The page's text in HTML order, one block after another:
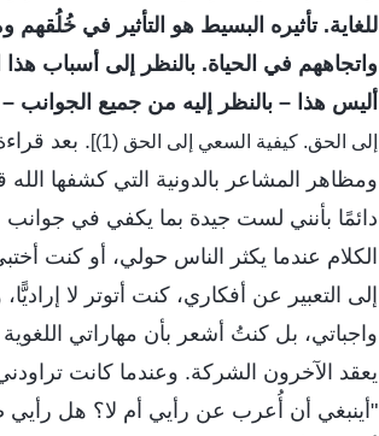
للغاية. تأثيره البسيط هو التأثير في خُلُقهم
واتجاههم في الحياة. بالنظر إلى أسباب هذا
أليس هذا – بالنظر إليه من جميع الجوانب
إلى الحق. كيفية السعي إلى الحق (1)]
. بعد
ومظاهر المشاعر بالدونية التي كشفها
دائمًا بأنني لست جيدة بما يكفي في
الكلام عندما يكثر الناس حولي، أو كنت
إلى التعبير عن أفكاري، كنت أتوتر لا
واجباتي، بل كنتُ أشعر بأن مهاراتي
يعقد الآخرون الشركة. وعندما كانت
"أينبغي أن أُعرب عن رأيي أم لا؟ هل